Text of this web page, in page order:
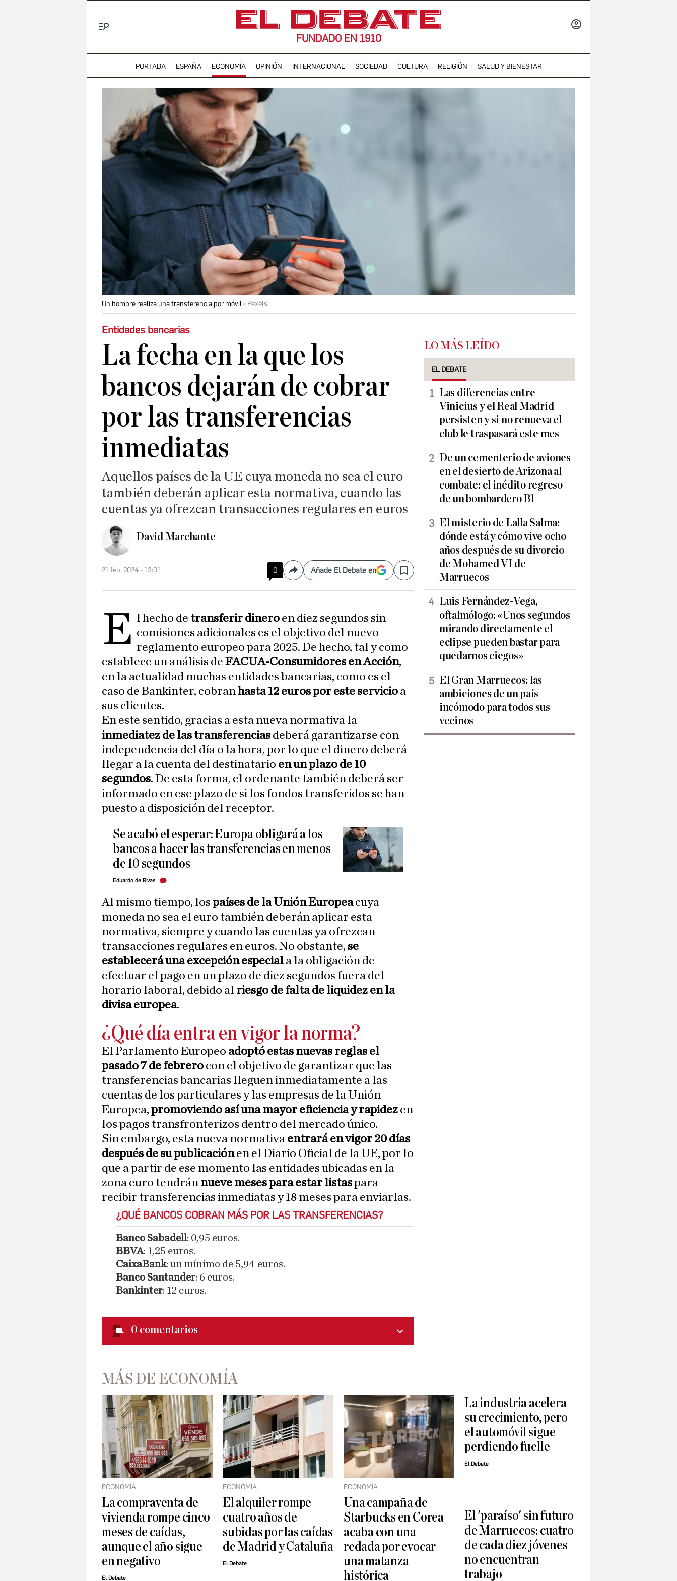
FUNDADO EN 1910
PORTADA ESPAÑA ECONOMÍA OPINIÓN INTERNACIONAL SOCIEDAD CULTURA RELIGIÓN SALUD Y BIENESTAR
Un hombre realiza una transferencia por móvil Pexels
Entidades bancarias
La fecha en la que los
bancos dejarán de cobrar
por las transferencias
inmediatas
Aquellos países de la UE cuya moneda no sea el euro
también deberán aplicar esta normativa, cuando las
cuentas ya ofrezcan transacciones regulares en euros
David Marchante
21 feb. 2024 - 13:01 0 CompartirAñade El Debate en Save
E l hecho de transferir dinero en diez segundos sin
comisiones adicionales es el objetivo del nuevo
reglamento europeo para 2025. De hecho, tal y como
establece un análisis de FACUA-Consumidores en Acción,
en la actualidad muchas entidades bancarias, como es el
caso de Bankinter, cobranhasta 12 euros por este servicio a
sus clientes.
En este sentido, gracias a esta nueva normativa la
inmediatez de las transferencias deberá garantizarse con
independencia del día o la hora, por lo que el dinero deberá
llegar a la cuenta del destinatario en un plazo de 10
segundos. De esta forma, el ordenante también deberá ser
informado en ese plazo de si los fondos transferidos se han
puesto a disposición del receptor.
Se acabó el esperar: Europa obligará a los
bancos a hacer las transferencias en menos
de 10 segundos
Eduardo de Rivas
Al mismo tiempo, los países de la Unión Europeacuya
moneda no sea el euro también deberán aplicar esta
normativa, siempre y cuando las cuentas ya ofrezcan
transacciones regulares en euros. No obstante, se
establecerá una excepción especial a la obligación de
efectuar el pago en un plazo de diez segundos fuera del
horario laboral, debido al riesgo de falta de liquidez en la
divisa europea.
¿Qué día entra en vigor la norma?
El Parlamento Europeo adoptó estas nuevas reglas el
pasado 7 de febrero con el objetivo de garantizar que las
transferencias bancarias lleguen inmediatamente a las
cuentas de los particulares y las empresas de la Unión
Europea, promoviendo así una mayor eficiencia y rapidez en
los pagos transfronterizos dentro del mercado único.
Sin embargo, esta nueva normativa entrará en vigor 20 días
después de su publicaciónen el Diario Oficial de la UE, por lo
que a partir de ese momento las entidades ubicadas en la
zona euro tendrán nueve meses para estar listaspara
recibir transferencias inmediatas y 18 meses para enviarlas.
¿QUÉ BANCOS COBRAN MÁS POR LAS TRANSFERENCIAS?
Banco Sabadell: 0,95 euros.
BBVA: 1,25 euros.
CaixaBank: un mínimo de 5,94 euros.
Banco Santander: 6 euros.
Bankinter: 12 euros.
0 comentarios
LO MÁS LEÍDO
EL DEBATE
Las diferencias entre
Vinicius y el Real Madrid
persisten y si no renueva el
club le traspasará este mes
De un cementerio de aviones
en el desierto de Arizona al
combate: el inédito regreso
de un bombardero B1
El misterio de Lalla Salma:
dónde está y cómo vive ocho
años después de su divorcio
de Mohamed VI de
Marruecos
Luis Fernández-Vega,
oftalmólogo: «Unos segundos
mirando directamente el
eclipse pueden bastar para
quedarnos ciegos»
El Gran Marruecos: las
ambiciones de un país
incómodo para todos sus
vecinos
MÁS DE ECONOMÍA
ECONOMÍA
La compraventa de
vivienda rompe cinco
meses de caídas,
aunque el año sigue
en negativo
El Debate
ECONOMÍA
El alquiler rompe
cuatro años de
subidas por las caídas
de Madrid y Cataluña
El Debate
ECONOMÍA
Una campaña de
Starbucks en Corea
acaba con una
redada por evocar
una matanza
histórica
La industria acelera
su crecimiento, pero
el automóvil sigue
perdiendo fuelle
El Debate
El 'paraíso' sin futuro
de Marruecos: cuatro
de cada diez jóvenes
no encuentran
trabajo